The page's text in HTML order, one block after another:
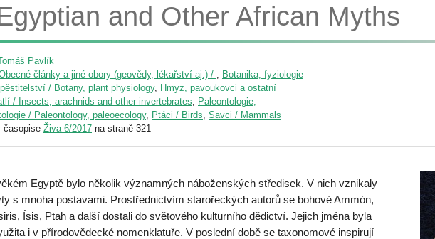
and Other African Myths
Pavlík
články a jiné obory (geovědy, lékařství aj.) / , Botanika, fyziologie
/ Botany, plant physiology, Hmyz, pavoukovci a ostatní
/ Insects, arachnids and other invertebrates, Paleontologie,
/ Paleontology, paleoecology, Ptáci / Birds, Savci / Mammals
časopise Živa 6/2017 na straně 321
Egyptě bylo několik významných náboženských středisek. V nich vznikaly
s mnoha postavami. Prostřednictvím starořeckých autorů se bohové Ammón,
Ísis, Ptah a další dostali do světového kulturního dědictví. Jejich jména byla
i v přírodovědecké nomenklatuře. V poslední době se taxonomové inspirují